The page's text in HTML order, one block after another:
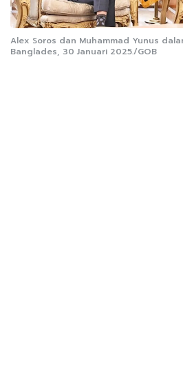
Alex Soros dan Muhammad Yunus
Banglades, 30 Januari 2025./GOB